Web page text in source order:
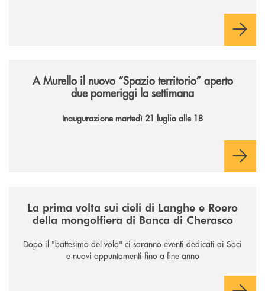
A Murello il nuovo “Spazio territorio” aperto
due pomeriggi la settimana
Inaugurazione martedì 21 luglio alle 18
La prima volta sui cieli di Langhe e Roero
della mongolfiera di Banca di Cherasco
Dopo il "battesimo del volo" ci saranno eventi dedicati ai Soci
e nuovi appuntamenti fino a fine anno